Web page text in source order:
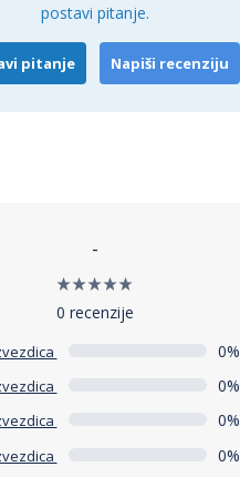
postavi pitanje.
pitanje Napiši recenziju
-
0 recenzije
0%
0%
0%
0%